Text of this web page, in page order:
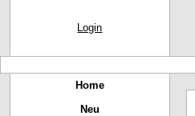
Login
Home
Neu